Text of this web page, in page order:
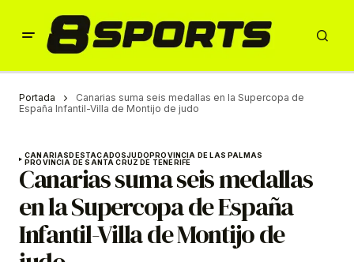
Portada
Canarias suma seis medallas en la Supercopa de
España Infantil-Villa de Montijo de judo
CANARIASDESTACADOSJUDOPROVINCIA DE LAS PALMAS
PROVINCIA DE SANTA CRUZ DE TENERIFE
Canarias suma seis medallas
en la Supercopa de España
Infantil-Villa de Montijo de